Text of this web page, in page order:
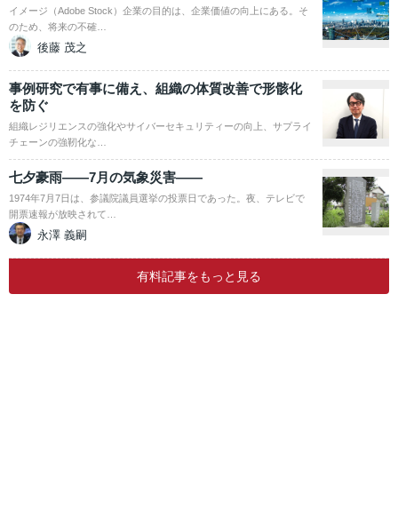
イメージ（Adobe Stock）企業の目的は、企業価値の向上にある。そ
のため、将来の不確…
後藤 茂之
事例研究で有事に備え、組織の体質改善で形骸化
を防ぐ
組織レジリエンスの強化やサイバーセキュリティーの向上、サプライ
チェーンの強靭化な…
七夕豪雨――7月の気象災害――
1974年7月7日は、参議院議員選挙の投票日であった。夜、テレビで
開票速報が放映されて…
永澤 義嗣
有料記事をもっと見る